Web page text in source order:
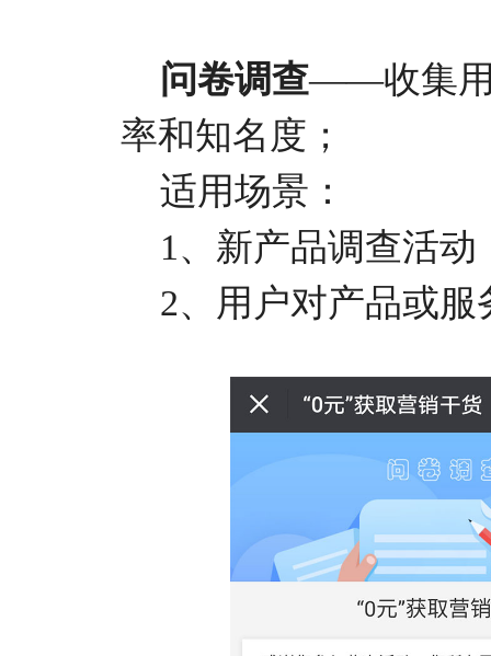
问卷调查——收集用
率和知名度；
适用场景：
1、新产品调查活动
2、用户对产品或